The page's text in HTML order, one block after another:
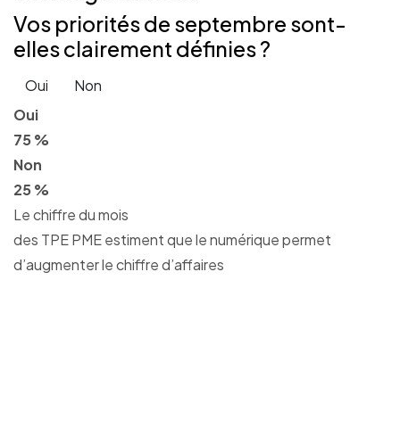
Vos priorités de septembre sont-
elles clairement définies ?
Oui
Non
Oui
75 %
Non
25 %
Le chiffre du mois
des TPE PME estiment que le numérique permet
d’augmenter le chiffre d’affaires